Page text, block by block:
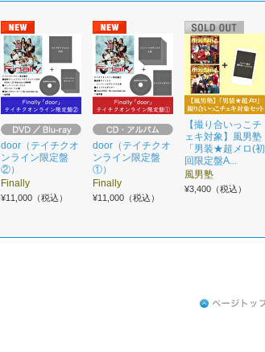
door（テイチクオ
ンライン限定盤
②）
Finally
¥11,000（税込）
door（テイチクオ
ンライン限定盤
①）
Finally
¥11,000（税込）
【撮り合いっこチ
ェキ対象】風男塾
「男装★超メロ(初
回限定盤A...
風男塾
¥3,400（税込）